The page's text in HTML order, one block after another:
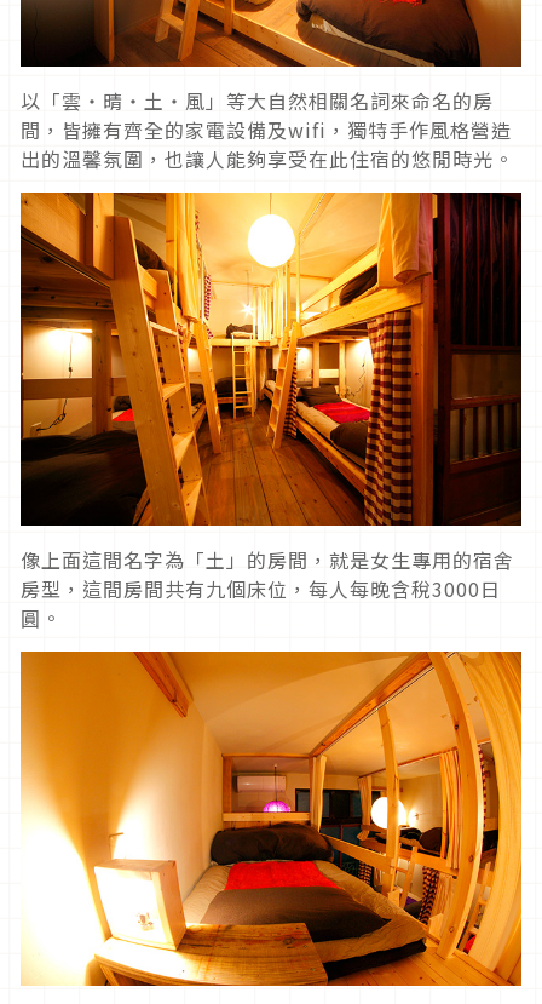
以「雲・晴・土・風」等大自然相關名詞來命名的房
間，皆擁有齊全的家電設備及wifi，獨特手作風格營造
出的溫馨氛圍，也讓人能夠享受在此住宿的悠閒時光。
像上面這間名字為「土」的房間，就是女生專用的宿舍
房型，這間房間共有九個床位，每人每晚含稅3000日
圓。